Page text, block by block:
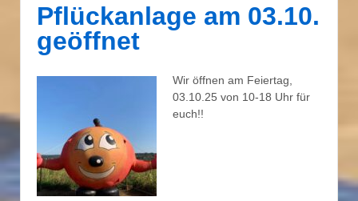
Pflückanlage am 03.10.
geöffnet
Wir öffnen am Feiertag,
03.10.25 von 10-18 Uhr für
euch!!